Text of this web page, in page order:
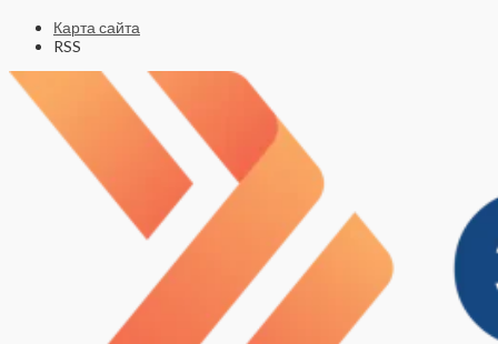
Карта сайта
RSS